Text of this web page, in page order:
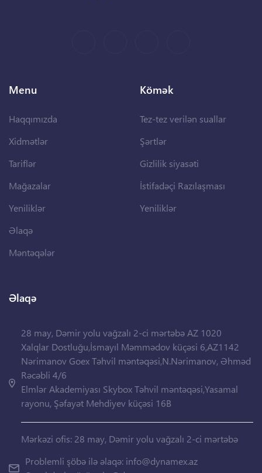
Menu
Haqqımızda
Xidmətlər
Tariflər
Mağazalar
Yeniliklər
Əlaqə
Məntəqələr
Kömək
Tez-tez verilən suallar
Şərtlər
Gizlilik siyasəti
İstifadəçi Razılaşması
Yeniliklər
Əlaqə
28 may, Dəmir yolu vağzalı 2-ci mərtəbə AZ 1020
Xalqlar Dostluğu,İsmayıl Məmmədov küçəsi 6,AZ1142
Nərimanov Goex Təhvil məntəqəsi,N.Nərimanov, Əhməd
Rəcəbli 4/6
Elmlər Akademiyası Skybox Təhvil məntəqəsi,Yasamal
rayonu, Şəfayət Mehdiyev küçəsi 16B
Mərkəzi ofis: 28 may, Dəmir yolu vağzalı 2-ci mərtəbə
Problemli şöbə ilə əlaqə: info@dynamex.az